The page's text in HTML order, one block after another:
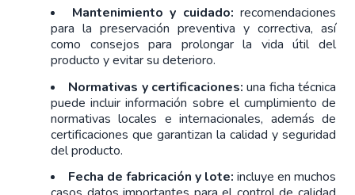
Mantenimiento y cuidado: recomendaciones
para la preservación preventiva y correctiva, así
como consejos para prolongar la vida útil del
producto y evitar su deterioro.
Normativas y certificaciones: una ficha técnica
puede incluir información sobre el cumplimiento de
normativas locales e internacionales, además de
certificaciones que garantizan la calidad y seguridad
del producto.
Fecha de fabricación y lote: incluye en muchos